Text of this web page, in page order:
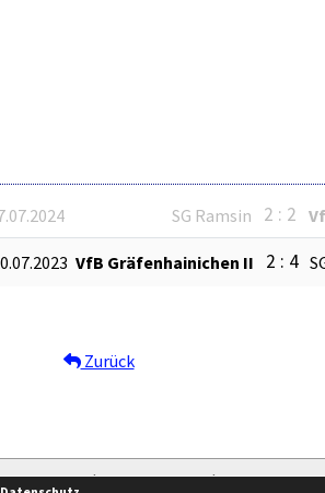
SG Ramsin 2 : 2
VfB Gräfenhainichen II 2 : 4
Zurück
Kontakt Impressum Geburtstage